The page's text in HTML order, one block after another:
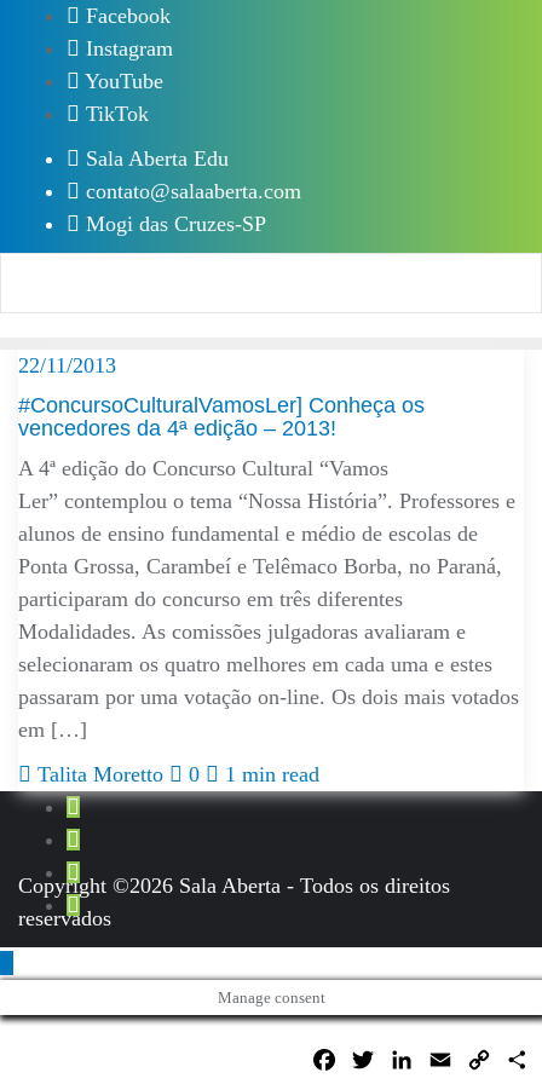
content
Facebook
Instagram
YouTube
TikTok
Sala Aberta Edu
contato@salaaberta.com
Mogi das Cruzes-SP
22/11/2013
#ConcursoCulturalVamosLer] Conheça os
vencedores da 4ª edição – 2013!
A 4ª edição do Concurso Cultural “Vamos
Ler” contemplou o tema “Nossa História”. Professores e
alunos de ensino fundamental e médio de escolas de
Ponta Grossa, Carambeí e Telêmaco Borba, no Paraná,
participaram do concurso em três diferentes
Modalidades. As comissões julgadoras avaliaram e
selecionaram os quatro melhores em cada uma e estes
passaram por uma votação on-line. Os dois mais votados
em […]
Talita Moretto
0 1 min read
Copyright ©2026 Sala Aberta - Todos os direitos
reservados
FacebookTwitterLinkedIn
Email Copy
Link
Manage consent